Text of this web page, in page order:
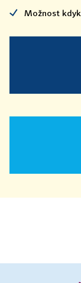
Možnost